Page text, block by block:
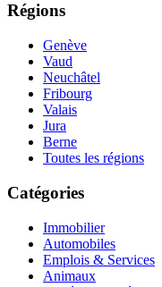
Régions
Genève
Vaud
Neuchâtel
Fribourg
Valais
Jura
Berne
Toutes les régions
Catégories
Immobilier
Automobiles
Emplois & Services
Animaux